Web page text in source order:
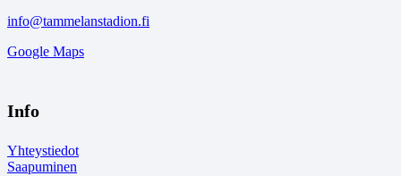
info@tammelanstadion.fi
Google Maps
Info
Yhteystiedot
Saapuminen